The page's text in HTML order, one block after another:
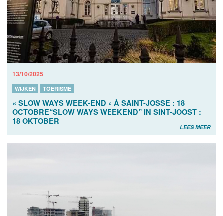
13/10/2025
WIJKEN TOERISME
« SLOW WAYS WEEK-END » À SAINT-JOSSE : 18
OCTOBRE“SLOW WAYS WEEKEND” IN SINT-JOOST :
18 OKTOBER
LEES MEER